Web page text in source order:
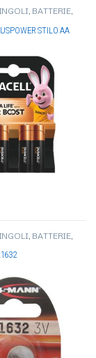
, BATTERIE,
STILO AA
BATTERIE